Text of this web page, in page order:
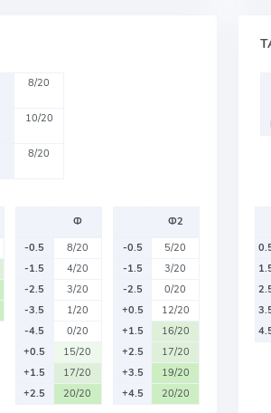
8/20
10/20
8/20
Ф
-0.5
8/20
-1.5
4/20
-2.5
3/20
-3.5
1/20
-4.5
0/20
+0.5
15/20
+1.5
17/20
+2.5
20/20
Ф2
-0.5
5/20
-1.5
3/20
-2.5
0/20
+0.5
12/20
+1.5
16/20
+2.5
17/20
+3.5
19/20
+4.5
20/20